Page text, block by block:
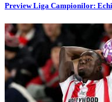
Preview Liga Campionilor: